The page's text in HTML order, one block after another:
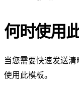
何时使用
当您需要快速发送
使用此模板。